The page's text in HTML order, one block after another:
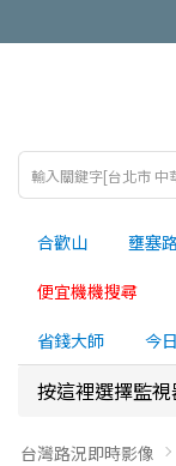
合歡山 壅塞
便宜機機搜尋
省錢大師 今
按這裡選擇監
台灣路況即時影像